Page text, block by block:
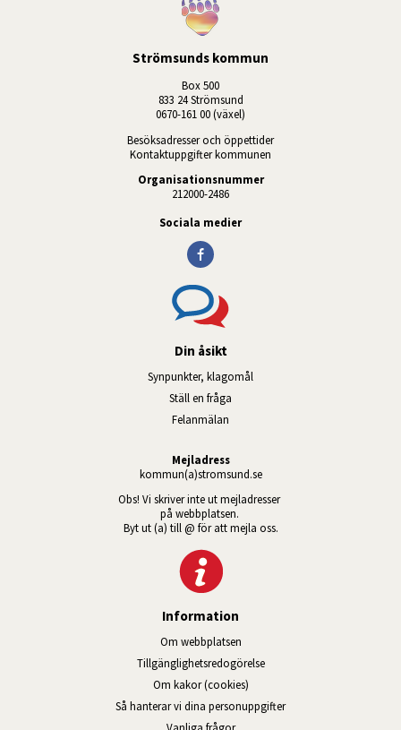
Strömsunds kommun
Box 500
833 24 Strömsund
0670-161 00 (växel)
Besöksadresser och öppettider
Kontaktuppgifter kommunen
Organisationsnummer
212000-2486
Sociala medier
Din åsikt
Synpunkter, klagomål
Ställ en fråga
Felanmälan
Mejladress
kommun(a)stromsund.se
Obs! Vi skriver inte ut mejladresser
på webbplatsen.
Byt ut (a) till @ för att mejla oss.
Information
Om webbplatsen
Tillgänglig­hets­redo­görelse
Om kakor (cookies)
Så hanterar vi dina personuppgifter
Vanliga frågor